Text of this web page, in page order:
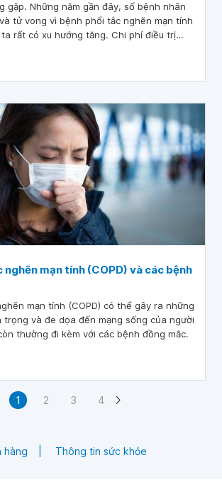
gặp. Những năm gần đây, số bệnh nhân
tử vong vì bệnh phổi tắc nghẽn mạn tính
rất có xu hướng tăng. Chi phí điều trị
nghẽn mạn tính (COPD) và các bệnh
mạn tính (COPD) có thể gây ra những
trọng và đe dọa đến mạng sống của người
thường đi kèm với các bệnh đồng mắc.
1 2 3 4
hàng Thông tin sức khỏe